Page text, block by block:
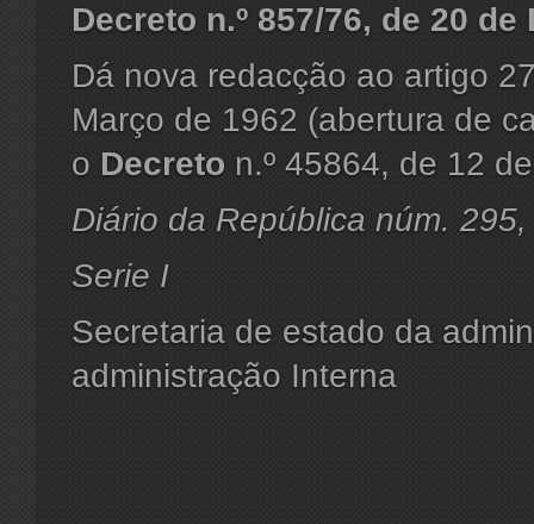
Decreto n.º 857/76, de 20
Dá nova redacção ao artigo
Março de 1962 (abertura de
o Decreto n.º 45864, de 12
Diário da República núm.
Serie I
Secretaria de estado da
administração Interna